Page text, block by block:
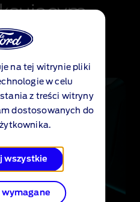
na tej witrynie pliki
w celu
z treści witryny
dostosowanych do
wszystkie